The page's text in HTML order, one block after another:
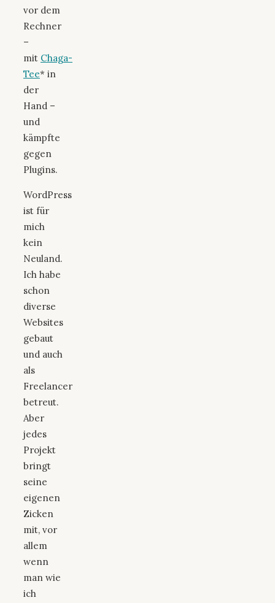
vor dem
Rechner
–
mit Chaga-
Tee* in
der
Hand –
und
kämpfte
gegen
Plugins.
WordPress
ist für
mich
kein
Neuland.
Ich habe
schon
diverse
Websites
gebaut
und auch
als
Freelancer
betreut.
Aber
jedes
Projekt
bringt
seine
eigenen
Zicken
mit, vor
allem
wenn
man wie
ich